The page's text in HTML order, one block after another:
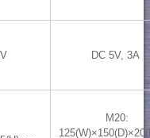
DC 5V, 3A
M20: